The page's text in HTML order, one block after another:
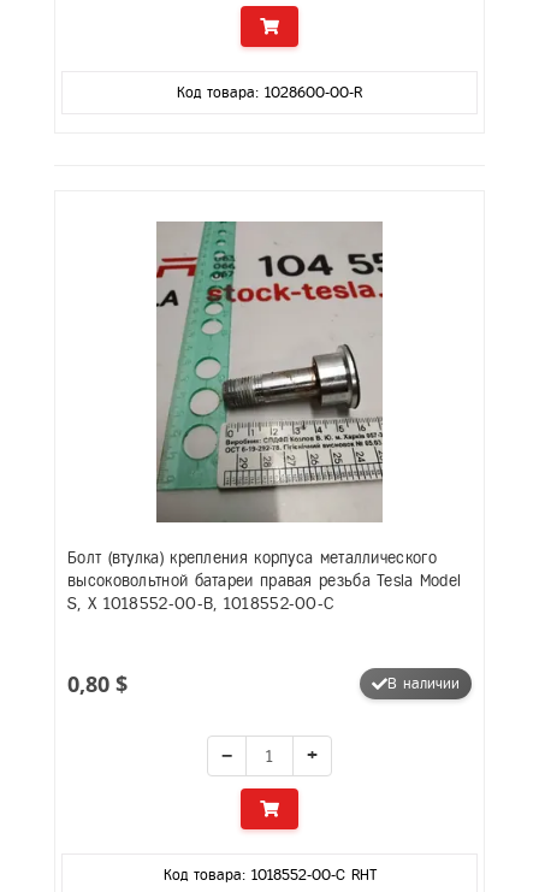
Код товара: 1028600-00-R
Болт (втулка) крепления корпуса металлического
высоковольтной батареи правая резьба Tesla Model
S, X 1018552-00-B, 1018552-00-C
0,80 $ В наличии
− +
Код товара: 1018552-00-C RHT